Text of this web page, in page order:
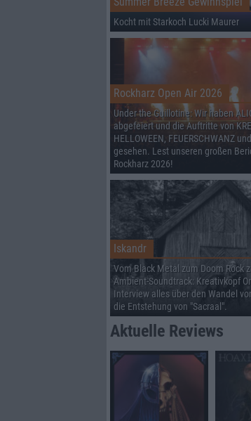
Kocht mit Starkoch Lucki Maurer
Rockharz Open Air 2026
Under the Guillotine: Wir haben
abgefeiert und die Auftritte von
HELLOWEEN, FEUERSCHWANZ
gesehen. Lest unseren großen
Rockharz 2026!
Iskandr
Vom Black Metal zum Doom Rock
Ambient-Soundtrack: Kreativkopf
Interview alles über den Wandel
die Entstehung von "Sacraal".
Aktuelle Reviews